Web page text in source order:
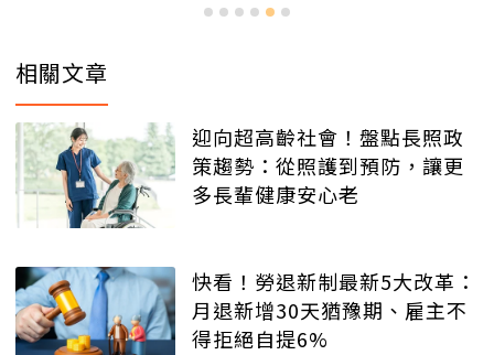
相關文章
迎向超高齡社會！盤點長照政
策趨勢：從照護到預防，讓更
多長輩健康安心老
快看！勞退新制最新5大改革：
月退新增30天猶豫期、雇主不
得拒絕自提6%